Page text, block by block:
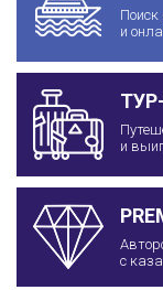
Поиск
и
и
с